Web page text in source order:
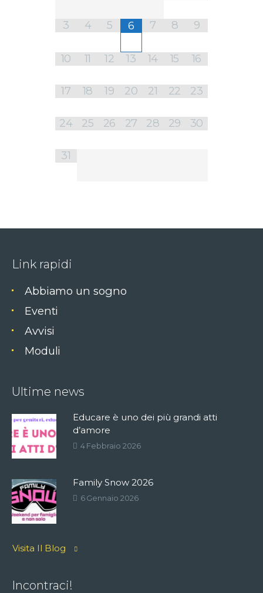
3 4 5 6 7 8 9
10 11 12 13 14 15 16
17 18 19 20 21 22 23
24 25 26 27 28 29 30
31
Link rapidi
Abbiamo un sogno
Eventi
Avvisi
Moduli
Ultime news
Educare è uno dei più grandi atti
d’amore
4 Febbraio 2026
Family Snow 2026
6 Gennaio 2026
Visita Il Blog
Incontraci!